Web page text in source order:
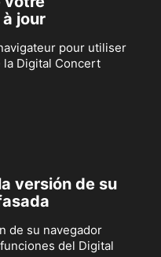
jour
pour utiliser
Digital Concert
versión de su
de su navegador
del Digital